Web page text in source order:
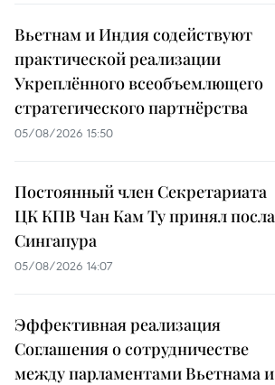
Вьетнам и Индия содействуют
практической реализации
Укреплённого всеобъемлющего
стратегического партнёрства
05/08/2026 15:50
Постоянный член Секретариата
ЦК КПВ Чан Кам Ту принял посла
Сингапура
05/08/2026 14:07
Эффективная реализация
Соглашения о сотрудничестве
между парламентами Вьетнама и